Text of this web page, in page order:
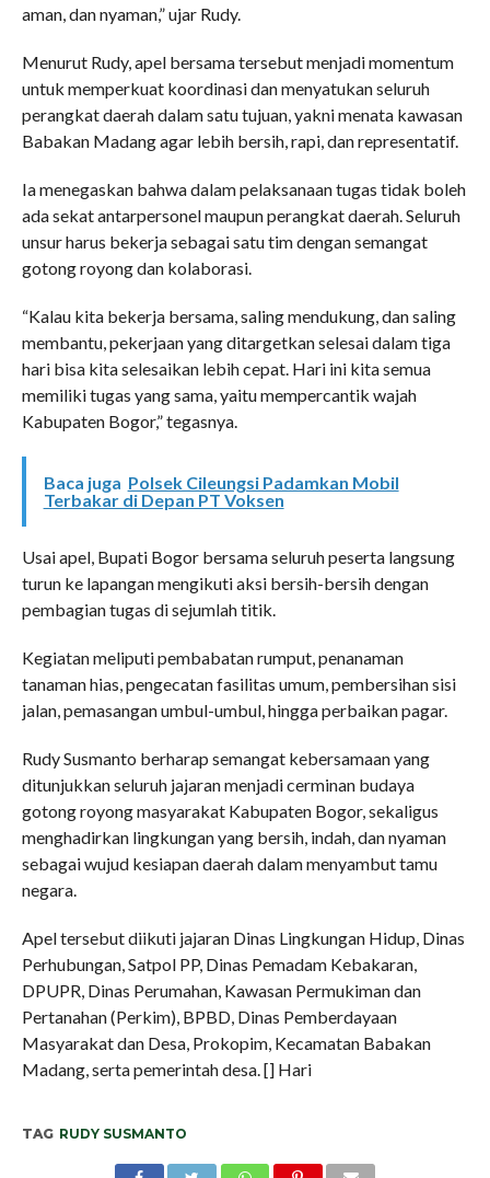
aman, dan nyaman,” ujar Rudy.
Menurut Rudy, apel bersama tersebut menjadi momentum
untuk memperkuat koordinasi dan menyatukan seluruh
perangkat daerah dalam satu tujuan, yakni menata kawasan
Babakan Madang agar lebih bersih, rapi, dan representatif.
Ia menegaskan bahwa dalam pelaksanaan tugas tidak boleh
ada sekat antarpersonel maupun perangkat daerah. Seluruh
unsur harus bekerja sebagai satu tim dengan semangat
gotong royong dan kolaborasi.
“Kalau kita bekerja bersama, saling mendukung, dan saling
membantu, pekerjaan yang ditargetkan selesai dalam tiga
hari bisa kita selesaikan lebih cepat. Hari ini kita semua
memiliki tugas yang sama, yaitu mempercantik wajah
Kabupaten Bogor,” tegasnya.
Baca juga Polsek Cileungsi Padamkan Mobil
Terbakar di Depan PT Voksen
Usai apel, Bupati Bogor bersama seluruh peserta langsung
turun ke lapangan mengikuti aksi bersih-bersih dengan
pembagian tugas di sejumlah titik.
Kegiatan meliputi pembabatan rumput, penanaman
tanaman hias, pengecatan fasilitas umum, pembersihan sisi
jalan, pemasangan umbul-umbul, hingga perbaikan pagar.
Rudy Susmanto berharap semangat kebersamaan yang
ditunjukkan seluruh jajaran menjadi cerminan budaya
gotong royong masyarakat Kabupaten Bogor, sekaligus
menghadirkan lingkungan yang bersih, indah, dan nyaman
sebagai wujud kesiapan daerah dalam menyambut tamu
negara.
Apel tersebut diikuti jajaran Dinas Lingkungan Hidup, Dinas
Perhubungan, Satpol PP, Dinas Pemadam Kebakaran,
DPUPR, Dinas Perumahan, Kawasan Permukiman dan
Pertanahan (Perkim), BPBD, Dinas Pemberdayaan
Masyarakat dan Desa, Prokopim, Kecamatan Babakan
Madang, serta pemerintah desa. [] Hari
TAG RUDY SUSMANTO